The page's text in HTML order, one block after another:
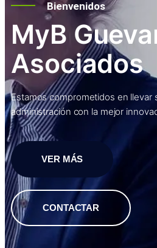
Bienvenidos
MyB
Asociados
Estamos comprometidos en llevar
administración con la mejor
VER MÁS
CONTACTAR